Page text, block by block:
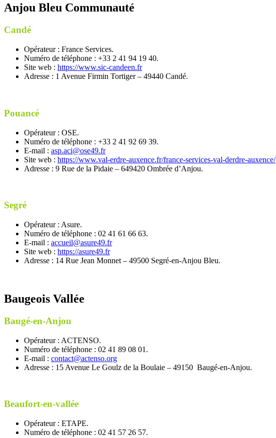
Anjou Bleu Communauté
Candé
Opérateur : France Services.
Numéro de téléphone : +33 2 41 94 19 40.
Site web : https://www.sic-candeen.fr
Adresse : 1 Avenue Firmin Tortiger – 49440 Candé.
Pouancé
Opérateur : OSE.
Numéro de téléphone : +33 2 41 92 69 39.
E-mail : asp.aci@ose49.fr
Site web : https://www.val-erdre-auxence.fr/france-services-val-derdre-auxence/
Adresse : 9 Rue de la Pidaie – 649420 Ombrée d’Anjou.
Segré
Opérateur : Asure.
Numéro de téléphone : 02 41 61 66 63.
E-mail : accueil@asure49.fr
Site web : https://asure49.fr
Adresse : 14 Rue Jean Monnet – 49500 Segré-en-Anjou Bleu.
Baugeois Vallée
Baugé-en-Anjou
Opérateur : ACTENSO.
Numéro de téléphone : 02 41 89 08 01.
E-mail : contact@actenso.org
Adresse : 15 Avenue Le Goulz de la Boulaie – 49150 Baugé-en-Anjou.
Beaufort-en-vallée
Opérateur : ETAPE.
Numéro de téléphone : 02 41 57 26 57.